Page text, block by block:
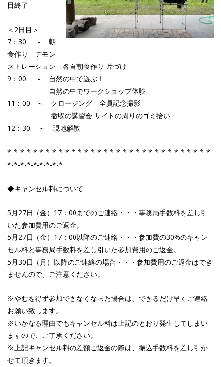
目終了
＜2日目＞
7：30 ～ 朝
食作り デモン
ストレーション～各自朝食作り 片づけ
9：00 ～ 自然の中で遊ぶ！
自然の中でワークショップ体験
11：00 ～ クロージング 全員記念撮影
撤収の講習会 サイトの周りのゴミ拾い
12：30 ～ 現地解散
*-*-*-*-*-*-*-*-*-*-*-*-*-*-*-*-*-*-*-*-*-*-*-*-*-*-*-*-*-*-*-*-
*-*-*-*-*-*-*-*-*
◆キャンセル料について
5月27日（金）17：00までのご連絡・・・事務局手数料を差し引
いた参加費用のご返金。
5月27日（金）17：00以降のご連絡・・・参加費の30%のキャン
セル料と事務局手数料を差し引いた参加費用のご返金。
5月30日（月）以降のご連絡の場合・・・参加費用のご返金はでき
ませんので、ご注意ください。
※やむを得ず参加できなくなった場合は、できるだけ早くご連絡
お願い致します。
※いかなる理由でもキャンセル料は上記のとおり発生してしまい
ますので、ご了承ください。
※上記キャンセル料の差額ご返金の際は、振込手数料を差し引か
せて頂きます。